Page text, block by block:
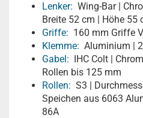
Lenker: Wing-Bar |
Breite 52 cm | Höhe 55
Griffe: 160 mm Griffe
Klemme: Aluminium |
Gabel: IHC Colt |
Rollen bis 125 mm
Rollen: S3 |
Speichen aus 6063
86A